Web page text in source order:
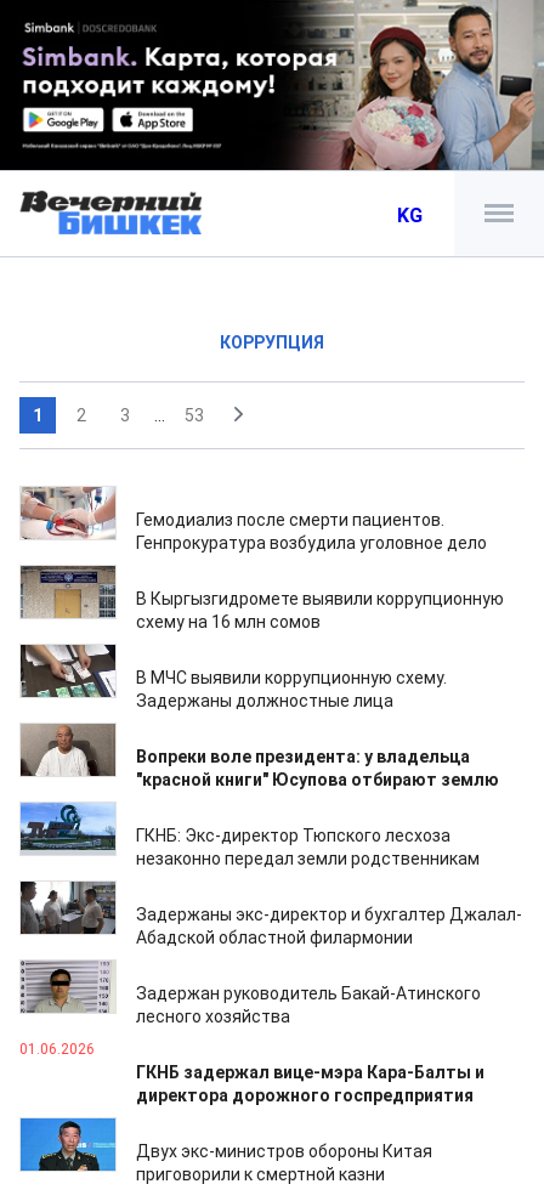
KG
КОРРУПЦИЯ
1 2 3 53
04.08.2026
Гемодиализ после смерти пациентов.
Генпрокуратура возбудила уголовное дело
29.07.2026
В Кыргызгидромете выявили коррупционную
схему на 16 млн сомов
29.07.2026
В МЧС выявили коррупционную схему.
Задержаны должностные лица
13.07.2026
Вопреки воле президента: у владельца
"красной книги" Юсупова отбирают землю
08.07.2026
ГКНБ: Экс-директор Тюпского лесхоза
незаконно передал земли родственникам
18.06.2026
Задержаны экс-директор и бухгалтер Джалал-
Абадской областной филармонии
03.06.2026
Задержан руководитель Бакай-Атинского
лесного хозяйства
01.06.2026
ГКНБ задержал вице-мэра Кара-Балты и
директора дорожного госпредприятия
08.05.2026
Двух экс-министров обороны Китая
приговорили к смертной казни